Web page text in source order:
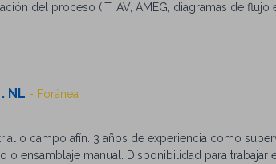
del proceso (IT, AV, AMEG, diagramas de flujo
NL - Foránea
o campo afín. 3 años de experiencia como
ensamblaje manual. Disponibilidad para trabajar